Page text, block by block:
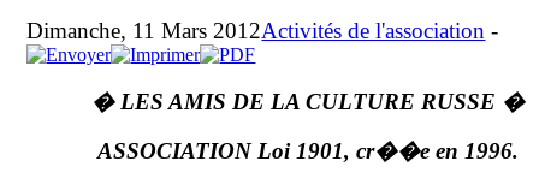
Dimanche, 11 Mars 2012Activités de l'association -
� LES AMIS DE LA CULTURE RUSSE �
ASSOCIATION Loi 1901, cr��e en 1996.